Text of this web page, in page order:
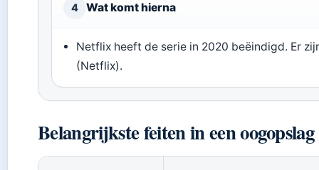
4 Wat komt hierna
Netflix heeft de serie in 2020 beëindigd. Er
(Netflix).
Belangrijkste feiten in een oogopslag